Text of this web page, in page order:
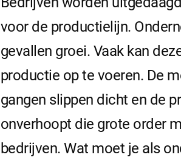
voor de productielijn.
gevallen groei. Vaak kan
productie op te voeren. De
gangen slippen dicht en de
onverhoopt die grote order
bedrijven. Wat moet je als